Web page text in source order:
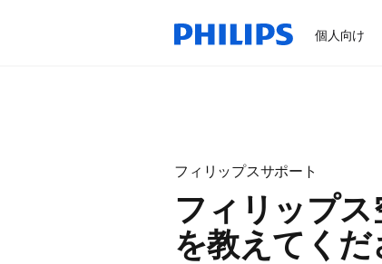
個人向け
フィリップスサポート
フィリップ
を教えてくだ